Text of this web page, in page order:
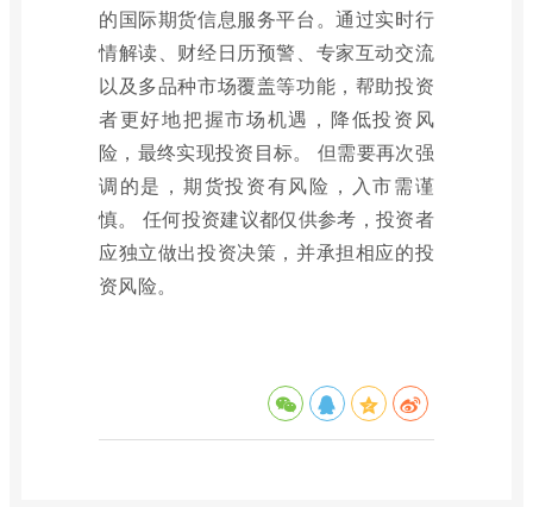
的国际期货信息服务平台。通过实时行
情解读、财经日历预警、专家互动交流
以及多品种市场覆盖等功能，帮助投资
者更好地把握市场机遇，降低投资风
险，最终实现投资目标。 但需要再次强
调的是，期货投资有风险，入市需谨
慎。 任何投资建议都仅供参考，投资者
应独立做出投资决策，并承担相应的投
资风险。